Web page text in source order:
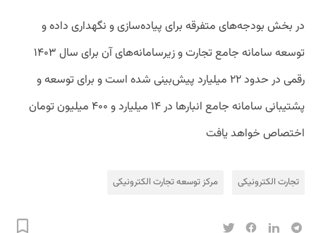
در بخش بودجه‌های متفرقه برای پیاده‌سازی و نگهداری داده و
توسعه سامانه جامع تجارت و زیرسامانه‌های آن برای سال ۱۴۰۳
رقمی در حدود ۲۲ میلیارد پیش‌بینی شده است و برای توسعه و
پشتیبانی سامانه جامع انبارها در ۱۴ میلیارد و ۴۰۰ میلیون تومان
اختصاص خواهد یافت
تجارت الکترونیکی مرکز توسعه تجارت الکترونیکی